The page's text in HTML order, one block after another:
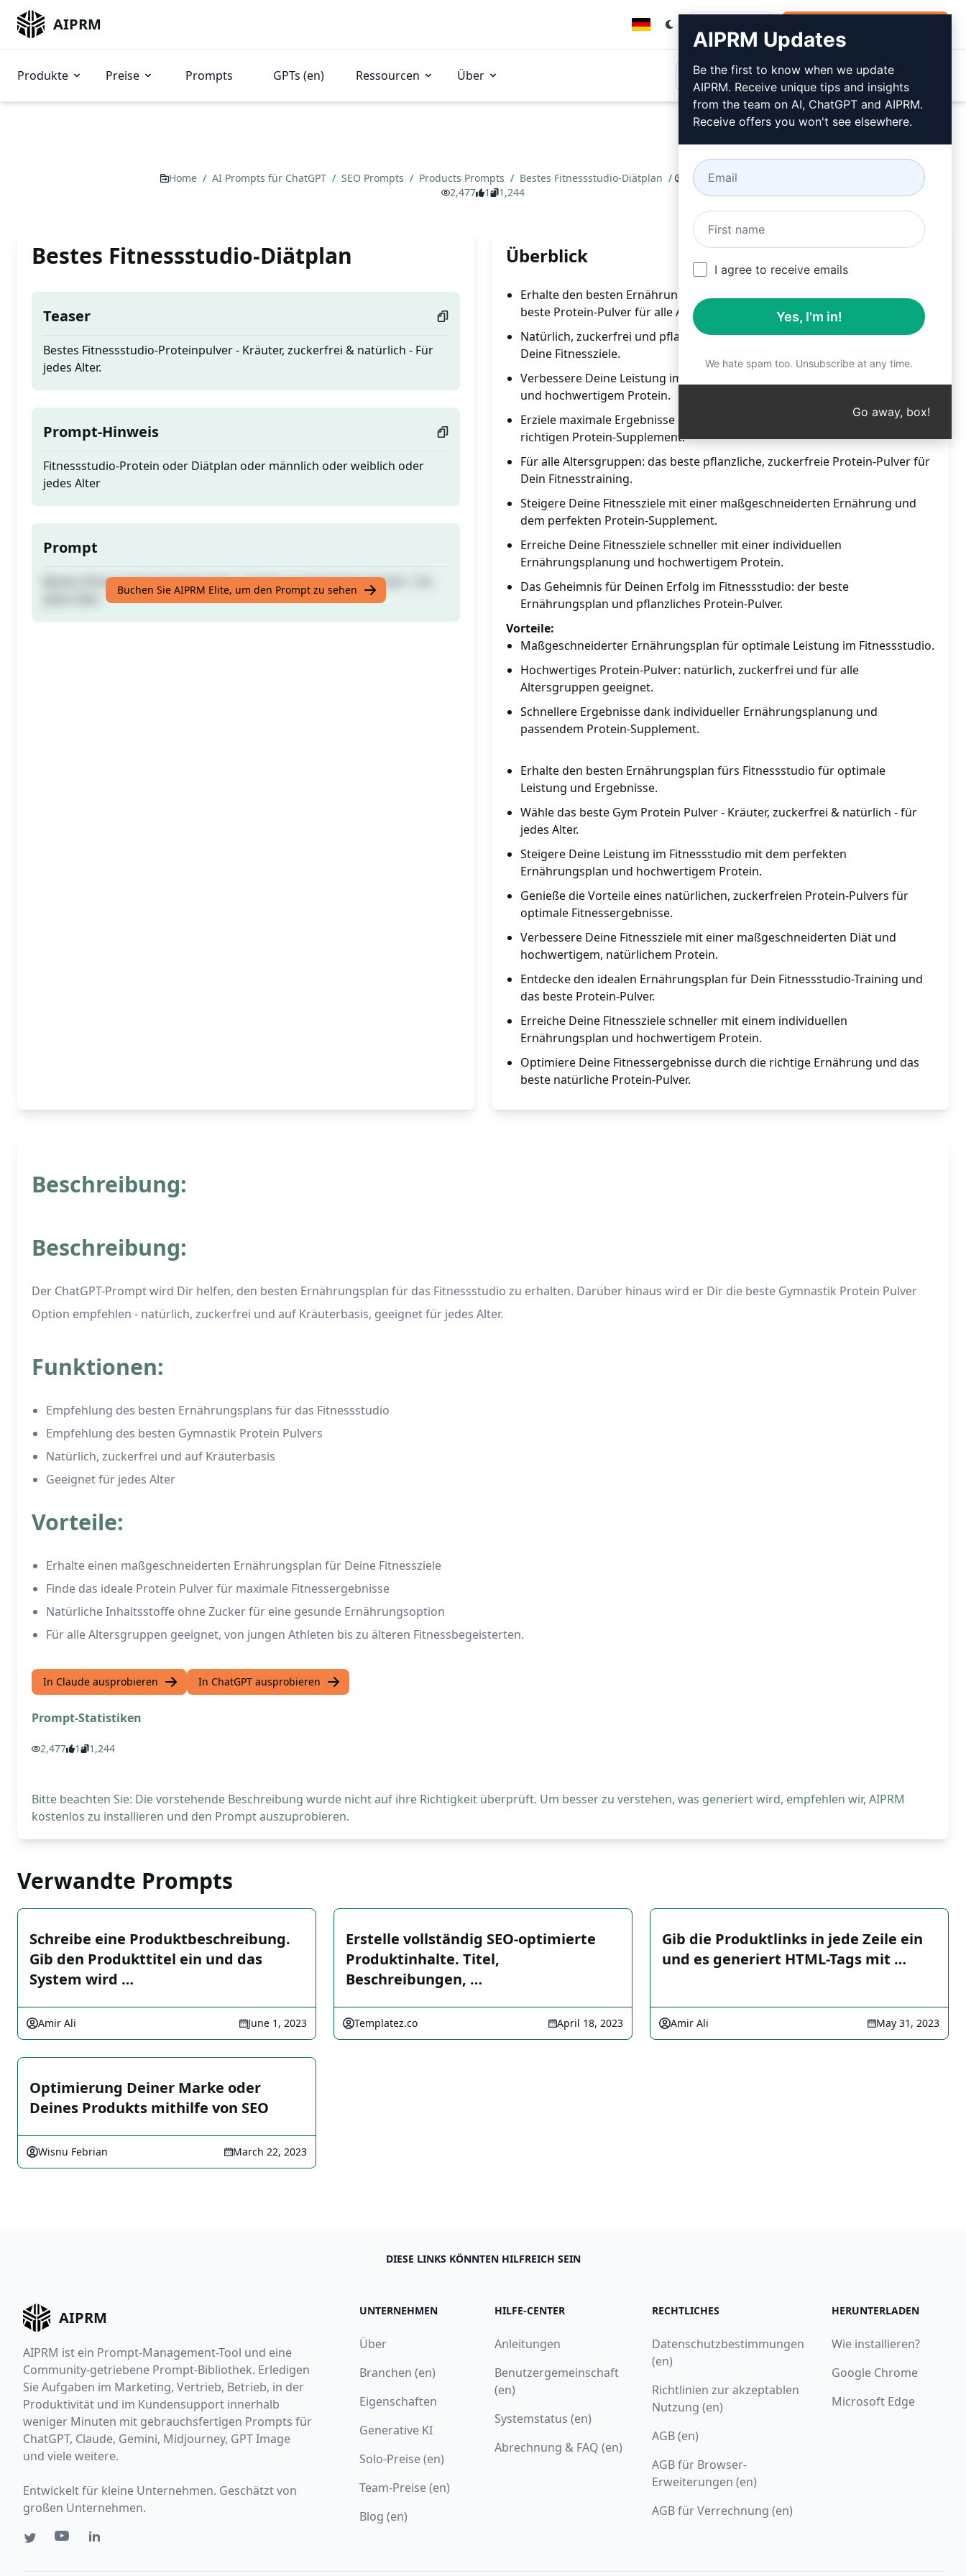
AIPRM
Produkte Preise Prompts GPTs (en) Ressourcen Über
Home / AI Prompts für ChatGPT / SEO Prompts / Products Prompts / Bestes Fitnessstudio-Diätplan / Rekha Mam
2,477
1 1,244
Bestes Fitnessstudio-Diätplan
Teaser
Bestes Fitnessstudio-Proteinpulver - Kräuter, zuckerfrei & natürlich - Für
jedes Alter.
Prompt-Hinweis
Fitnessstudio-Protein oder Diätplan oder männlich oder weiblich oder
jedes Alter
Prompt
Bestes Fitnessstudio-Proteinpulver - Kräuter, zuckerfrei & natürlich - Für
Buchen Sie AIPRM Elite, um den Prompt zu sehen
Überblick
Erhalte den besten Ernährungsplan fürs Fitnessstudio und entdecke das
beste Protein-Pulver für alle Altersgruppen.
Natürlich, zuckerfrei und pflanzlich: das ideale Protein-Pulver, perfekt für
Deine Fitnessziele.
Verbessere Deine Leistung im Fitnessstudio mit der optimalen Ernährung
und hochwertigem Protein.
Erziele maximale Ergebnisse mit einer ausgewogenen Ernährung und dem
richtigen Protein-Supplement.
Für alle Altersgruppen: das beste pflanzliche, zuckerfreie Protein-Pulver für
Dein Fitnesstraining.
Steigere Deine Fitnessziele mit einer maßgeschneiderten Ernährung und
dem perfekten Protein-Supplement.
Erreiche Deine Fitnessziele schneller mit einer individuellen
Ernährungsplanung und hochwertigem Protein.
Das Geheimnis für Deinen Erfolg im Fitnessstudio: der beste
Ernährungsplan und pflanzliches Protein-Pulver.
Vorteile:
Maßgeschneiderter Ernährungsplan für optimale Leistung im Fitnessstudio.
Hochwertiges Protein-Pulver: natürlich, zuckerfrei und für alle
Altersgruppen geeignet.
Schnellere Ergebnisse dank individueller Ernährungsplanung und
passendem Protein-Supplement.
Erhalte den besten Ernährungsplan fürs Fitnessstudio für optimale
Leistung und Ergebnisse.
Wähle das beste Gym Protein Pulver - Kräuter, zuckerfrei & natürlich - für
jedes Alter.
Steigere Deine Leistung im Fitnessstudio mit dem perfekten
Ernährungsplan und hochwertigem Protein.
Genieße die Vorteile eines natürlichen, zuckerfreien Protein-Pulvers für
optimale Fitnessergebnisse.
Verbessere Deine Fitnessziele mit einer maßgeschneiderten Diät und
hochwertigem, natürlichem Protein.
Entdecke den idealen Ernährungsplan für Dein Fitnessstudio-Training und
das beste Protein-Pulver.
Erreiche Deine Fitnessziele schneller mit einem individuellen
Ernährungsplan und hochwertigem Protein.
Optimiere Deine Fitnessergebnisse durch die richtige Ernährung und das
beste natürliche Protein-Pulver.
Beschreibung:
Beschreibung:
Der ChatGPT-Prompt wird Dir helfen, den besten Ernährungsplan für das Fitnessstudio zu erhalten. Darüber hinaus wird er Dir die beste Gymnastik Protein Pulver
Option empfehlen - natürlich, zuckerfrei und auf Kräuterbasis, geeignet für jedes Alter.
Funktionen:
Empfehlung des besten Ernährungsplans für das Fitnessstudio
Empfehlung des besten Gymnastik Protein Pulvers
Natürlich, zuckerfrei und auf Kräuterbasis
Geeignet für jedes Alter
Vorteile:
Erhalte einen maßgeschneiderten Ernährungsplan für Deine Fitnessziele
Finde das ideale Protein Pulver für maximale Fitnessergebnisse
Natürliche Inhaltsstoffe ohne Zucker für eine gesunde Ernährungsoption
Für alle Altersgruppen geeignet, von jungen Athleten bis zu älteren Fitnessbegeisterten.
In Claude ausprobieren In ChatGPT ausprobieren
Prompt-Statistiken
2,477 1 1,244
Bitte beachten Sie: Die vorstehende Beschreibung wurde nicht auf ihre Richtigkeit überprüft. Um besser zu verstehen, was generiert wird, empfehlen wir, AIPRM
kostenlos zu installieren und den Prompt auszuprobieren.
Verwandte Prompts
Schreibe eine Produktbeschreibung.
Gib den Produkttitel ein und das
System wird …
Amir Ali June 1, 2023
Erstelle vollständig SEO-optimierte
Produktinhalte. Titel,
Beschreibungen, …
Templatez.co April 18, 2023
Gib die Produktlinks in jede Zeile ein
und es generiert HTML-Tags mit …
Amir Ali May 31, 2023
Optimierung Deiner Marke oder
Deines Produkts mithilfe von SEO
Wisnu Febrian March 22, 2023
DIESE LINKS KÖNNTEN HILFREICH SEIN
AIPRM
AIPRM ist ein Prompt-Management-Tool und eine
Community-getriebene Prompt-Bibliothek. Erledigen
Sie Aufgaben im Marketing, Vertrieb, Betrieb, in der
Produktivität und im Kundensupport innerhalb
weniger Minuten mit gebrauchsfertigen Prompts für
ChatGPT, Claude, Gemini, Midjourney, GPT Image
und viele weitere.
Entwickelt für kleine Unternehmen. Geschätzt von
großen Unternehmen.
UNTERNEHMEN
Über
Branchen (en)
Eigenschaften
Generative KI
Solo-Preise (en)
Team-Preise (en)
Blog (en)
HILFE-CENTER
Anleitungen
Benutzergemeinschaft
(en)
Systemstatus (en)
Abrechnung & FAQ (en)
RECHTLICHES
Datenschutzbestimmungen
(en)
Richtlinien zur akzeptablen
Nutzung (en)
AGB (en)
AGB für Browser-
Erweiterungen (en)
AGB für Verrechnung (en)
HERUNTERLADEN
Wie installieren?
Google Chrome
Microsoft Edge
AIPRM Updates
Be the first to know when we update
AIPRM. Receive unique tips and insights
from the team on AI, ChatGPT and AIPRM.
Receive offers you won't see elsewhere.
I agree to receive emails
Yes, I'm in!
We hate spam too. Unsubscribe at any time.
Go away, box!